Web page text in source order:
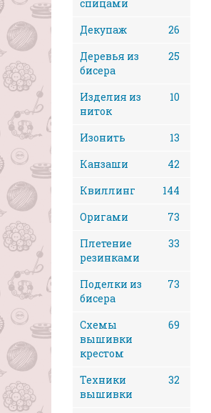
спицами
Декупаж
26
Деревья из
бисера
25
Изделия из
ниток
10
Изонить
13
Канзаши
42
Квиллинг
144
Оригами
73
Плетение
резинками
33
Поделки из
бисера
73
Схемы
вышивки
крестом
69
Техники
вышивки
32